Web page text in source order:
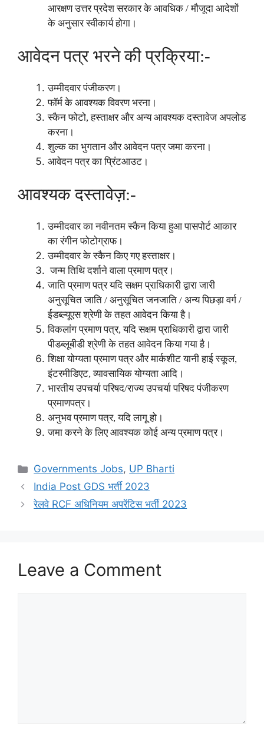
आरक्षण उत्तर प्रदेश सरकार के आवधिक / मौजूदा आदेशों
के अनुसार स्वीकार्य होगा।
आवेदन पत्र भरने की प्रक्रिया:-
उम्मीदवार पंजीकरण।
फॉर्म के आवश्यक विवरण भरना।
स्कैन फोटो, हस्ताक्षर और अन्य आवश्यक दस्तावेज अपलोड
करना।
शुल्क का भुगतान और आवेदन पत्र जमा करना।
आवेदन पत्र का प्रिंटआउट।
आवश्यक दस्तावेज़:-
उम्मीदवार का नवीनतम स्कैन किया हुआ पासपोर्ट आकार
का रंगीन फोटोग्राफ।
उम्मीदवार के स्कैन किए गए हस्ताक्षर।
जन्म तिथि दर्शाने वाला प्रमाण पत्र।
जाति प्रमाण पत्र यदि सक्षम प्राधिकारी द्वारा जारी
अनुसूचित जाति / अनुसूचित जनजाति / अन्य पिछड़ा वर्ग /
ईडब्ल्यूएस श्रेणी के तहत आवेदन किया है।
विकलांग प्रमाण पत्र, यदि सक्षम प्राधिकारी द्वारा जारी
पीडब्लूबीडी श्रेणी के तहत आवेदन किया गया है।
शिक्षा योग्यता प्रमाण पत्र और मार्कशीट यानी हाई स्कूल,
इंटरमीडिएट, व्यावसायिक योग्यता आदि।
भारतीय उपचर्या परिषद/राज्य उपचर्या परिषद पंजीकरण
प्रमाणपत्र।
अनुभव प्रमाण पत्र, यदि लागू हो।
जमा करने के लिए आवश्यक कोई अन्य प्रमाण पत्र।
Categories
Governments Jobs, UP Bharti
India Post GDS भर्ती 2023
रेलवे RCF अधिनियम अपरेंटिस भर्ती 2023
Leave a Comment